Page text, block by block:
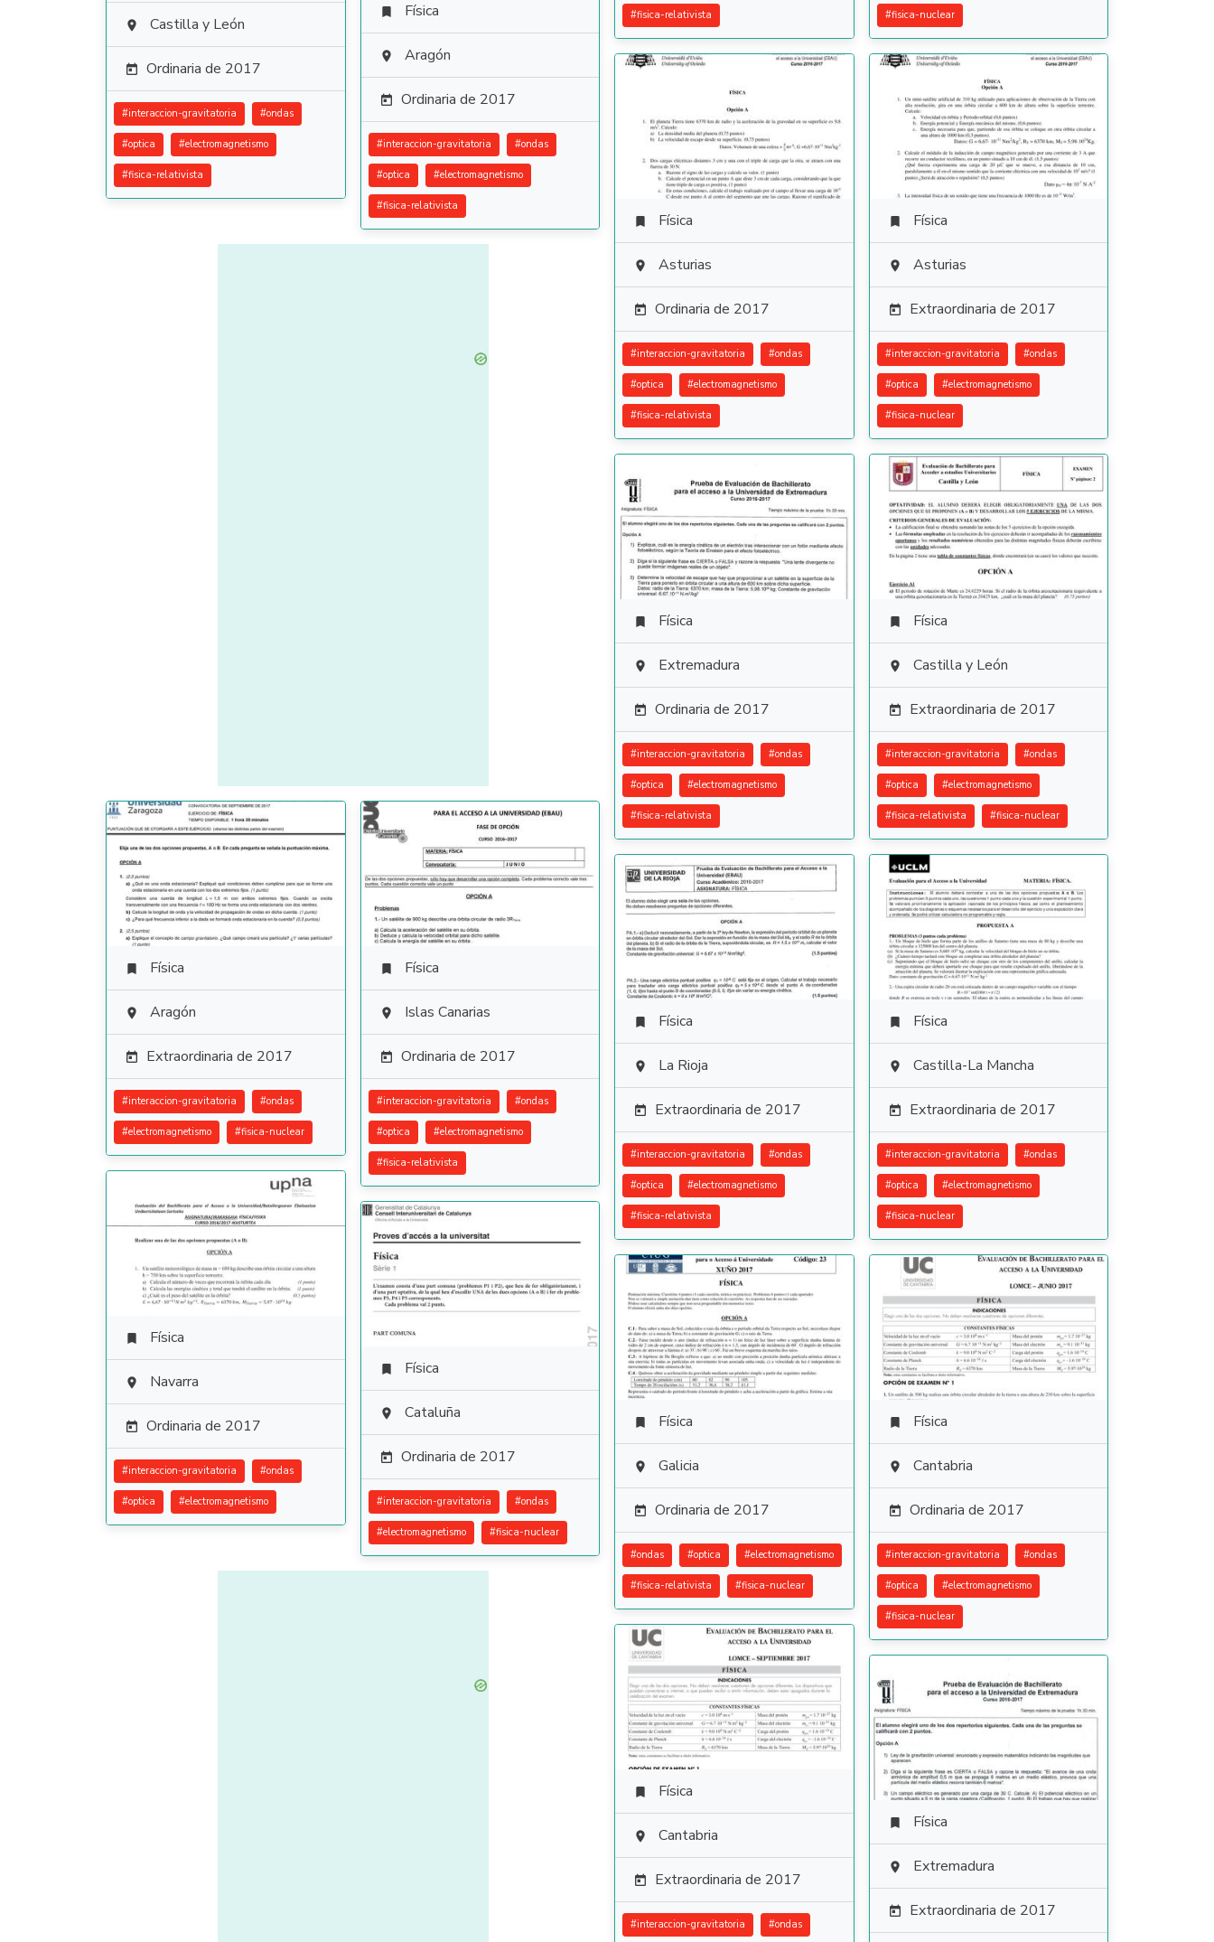
#fisica-relativista #fisica-nuclear
 Castilla y León
 Ordinaria de 2017
#interaccion-gravitatoria #ondas
#optica #electromagnetismo
#fisica-relativista
 Física
 Aragón
 Ordinaria de 2017
#interaccion-gravitatoria #ondas
#optica #electromagnetismo
#fisica-relativista
 Física
 Asturias
 Ordinaria de 2017
#interaccion-gravitatoria #ondas
#optica #electromagnetismo
#fisica-relativista
 Física
 Asturias
 Extraordinaria de 2017
#interaccion-gravitatoria #ondas
#optica #electromagnetismo
#fisica-nuclear
 Física
 Extremadura
 Ordinaria de 2017
#interaccion-gravitatoria #ondas
#optica #electromagnetismo
#fisica-relativista
 Física
 Castilla y León
 Extraordinaria de 2017
#interaccion-gravitatoria #ondas
#optica #electromagnetismo
#fisica-relativista #fisica-nuclear
 Física
 Aragón
 Extraordinaria de 2017
#interaccion-gravitatoria #ondas
#electromagnetismo #fisica-nuclear
 Física
 Islas Canarias
 Ordinaria de 2017
#interaccion-gravitatoria #ondas
#optica #electromagnetismo
#fisica-relativista
 Física
 La Rioja
 Extraordinaria de 2017
#interaccion-gravitatoria #ondas
#optica #electromagnetismo
#fisica-relativista
 Física
 Castilla-La Mancha
 Extraordinaria de 2017
#interaccion-gravitatoria #ondas
#optica #electromagnetismo
#fisica-nuclear
 Física
 Navarra
 Ordinaria de 2017
#interaccion-gravitatoria #ondas
#optica #electromagnetismo
 Física
 Cataluña
 Ordinaria de 2017
#interaccion-gravitatoria #ondas
#electromagnetismo #fisica-nuclear
 Física
 Galicia
 Ordinaria de 2017
#ondas #optica #electromagnetismo
#fisica-relativista #fisica-nuclear
 Física
 Cantabria
 Ordinaria de 2017
#interaccion-gravitatoria #ondas
#optica #electromagnetismo
#fisica-nuclear
 Física
 Cantabria
 Extraordinaria de 2017
#interaccion-gravitatoria #ondas
 Física
 Extremadura
 Extraordinaria de 2017